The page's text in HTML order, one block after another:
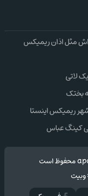
مثل اذان ریمیکس
لاتی
بختک
ریمیکس اینستا
کینگ عباس
:وبیت